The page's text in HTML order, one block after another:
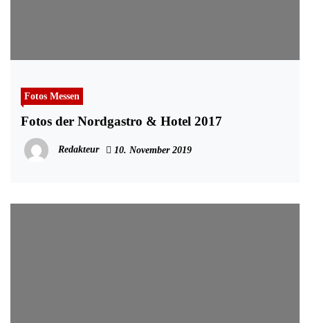
Fotos Messen
Fotos der Nordgastro & Hotel 2017
Redakteur 10. November 2019